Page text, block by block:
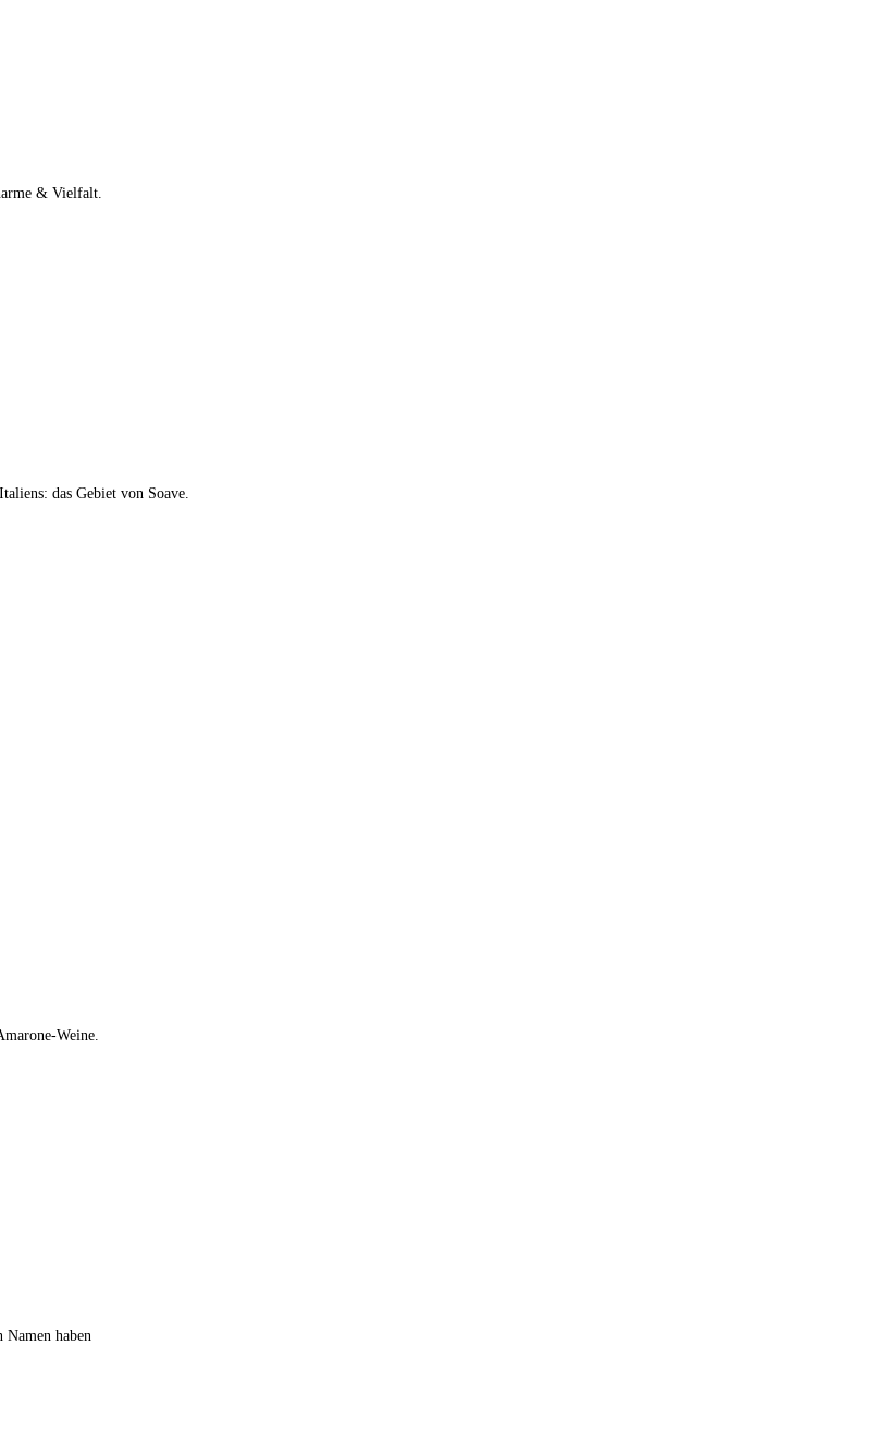
& Vielfalt.
das Gebiet von Soave.
Weine.
haben